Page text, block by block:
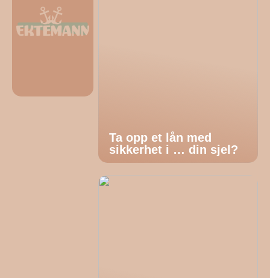
Ta opp et lån med
sikkerhet i … din sjel?